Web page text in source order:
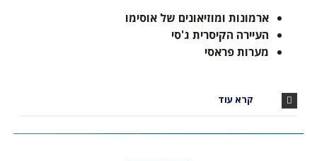
ארמונות ומוזיאונים של אוסימו
העיירה הקיסרית ג'סי
מערות פראסי
קרא עוד